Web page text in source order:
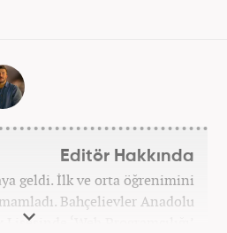
Editör Hakkında
geldi. İlk ve orta öğrenimini
Bahçelievler Anadolu
‘Web Programcılığı’